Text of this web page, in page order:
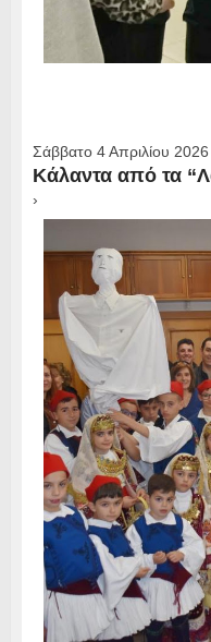
Σάββατο 4 Απριλίου 2026
Κάλαντα από τα
›